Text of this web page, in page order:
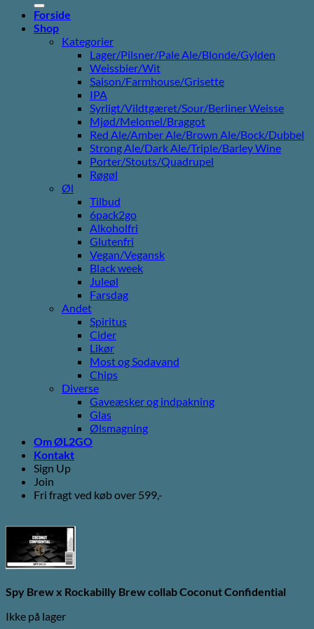
Forside
Shop
Kategorier
Lager/Pilsner/Pale Ale/Blonde/Gylden
Weissbier/Wit
Saison/Farmhouse/Grisette
IPA
Syrligt/Vildtgæret/Sour/Berliner Weisse
Mjød/Melomel/Braggot
Red Ale/Amber Ale/Brown Ale/Bock/Dubbel
Strong Ale/Dark Ale/Triple/Barley Wine
Porter/Stouts/Quadrupel
Røgøl
Øl
Tilbud
6pack2go
Alkoholfri
Glutenfri
Vegan/Vegansk
Black week
Juleøl
Farsdag
Andet
Spiritus
Cider
Likør
Most og Sodavand
Chips
Diverse
Gaveæsker og indpakning
Glas
Ølsmagning
Om ØL2GO
Kontakt
Sign Up
Join
Fri fragt ved køb over 599,-
Spy Brew x Rockabilly Brew collab Coconut Confidential
Ikke på lager